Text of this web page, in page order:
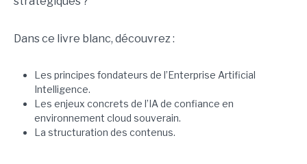
Dans ce livre blanc, découvrez :
Les principes fondateurs de l’Enterprise Artificial
Intelligence.
Les enjeux concrets de l’IA de confiance en
environnement cloud souverain.
La structuration des contenus.